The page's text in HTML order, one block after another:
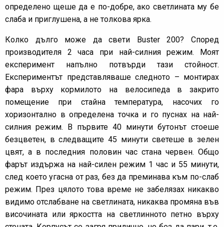
определено щеше да е по-добре, ако светлината му бе
слаба и приглушена, а не толкова ярка.
Колко дълго може да свети Buster 200? Според
производителя 2 часа при най-силния режим. Моят
експеримент напълно потвърди тази стойност.
Експериментът представляваше следното – монтирах
фара върху кормилото на велосипеда в закрито
помещение при стайна температура, насочих го
хоризонтално в определена точка и го пуснах на най-
силния режим. В първите 40 минути бутонът стоеше
безцветен, в следващите 45 минути светеше в зелен
цвят, а в последния половин час стана червен. Общо
фарът издържа на най-силен режим 1 час и 55 минути,
след което угасна от раз, без да преминава към по-слаб
режим. През цялото това време не забелязах никакво
видимо отслабване на светлината, никаква промяна във
височината или яркостта на светлинното петно върху